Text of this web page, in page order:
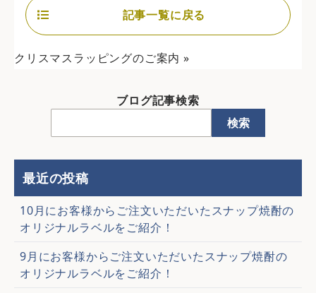
記事一覧に戻る
クリスマスラッピングのご案内»
ブログ記事検索
検索
最近の投稿
10月にお客様からご注文いただいたスナップ焼酎の
オリジナルラベルをご紹介！
9月にお客様からご注文いただいたスナップ焼酎の
オリジナルラベルをご紹介！